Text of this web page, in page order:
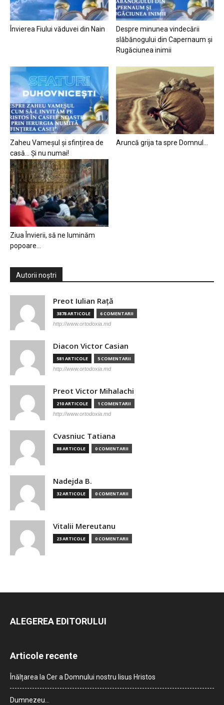
Învierea Fiului văduvei din Nain
Despre minunea vindecării
slăbănogului din Capernaum și
Rugăciunea inimii
Zaheu Vameșul și sfințirea de
casă… Și nu numai!
Aruncă grija ta spre Domnul…
Ziua Învierii, să ne luminăm
popoare…
Autorii noștri
Preot Iulian Raţă
3878 ARTICOLE 6 COMENTARII
http://www.ortodoxia.md
Diacon Victor Casian
581 ARTICOLE 5 COMENTARII
http://www.ortodoxia.md
Preot Victor Mihalachi
210 ARTICOLE 1 COMENTARII
http://www.ortodoxia.md
Cvasniuc Tatiana
88 ARTICOLE 0 COMENTARII
Nadejda B.
32 ARTICOLE 0 COMENTARII
Vitalii Mereutanu
23 ARTICOLE 0 COMENTARII
ALEGEREA EDITORULUI
Articole recente
Înălțarea la Cer a Domnului nostru Iisus Hristos
Dumnezeu…